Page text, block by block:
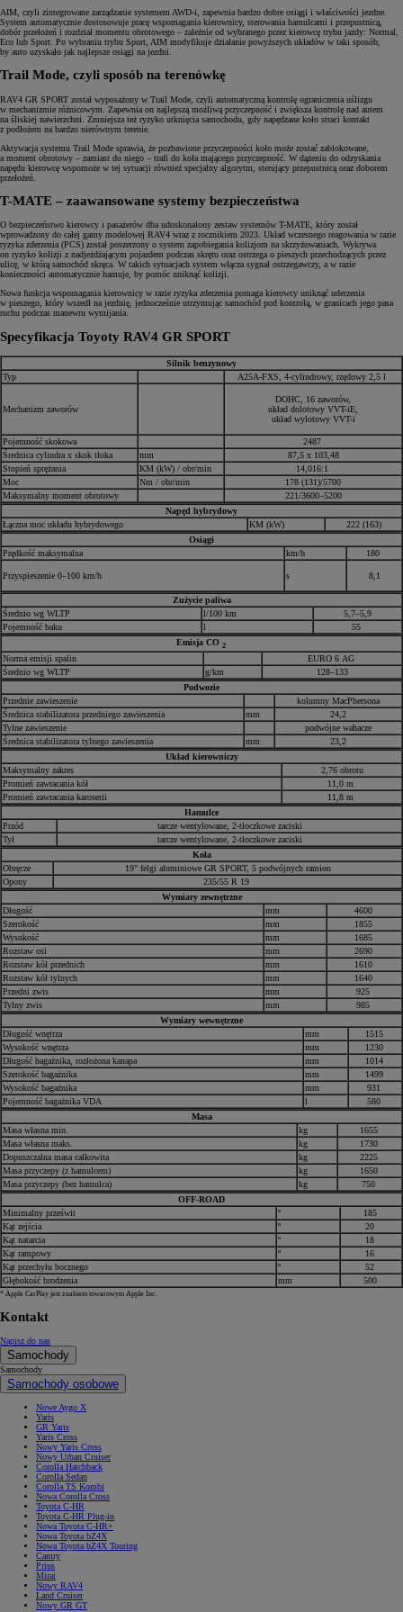
AIM, czyli zintegrowane zarządzanie systemem AWD-i, zapewnia bardzo dobre osiągi i właściwości jezdne.
System automatycznie dostosowuje pracę wspomagania kierownicy, sterowania hamulcami i przepustnicą,
dobór przełożeń i rozdział momentu obrotowego – zależnie od wybranego przez kierowcę trybu jazdy: Normal,
Eco lub Sport. Po wybraniu trybu Sport, AIM modyfikuje działanie powyższych układów w taki sposób,
by auto uzyskało jak najlepsze osiągi na jezdni.
Trail Mode, czyli sposób na terenówkę
RAV4 GR SPORT został wyposażony w Trail Mode, czyli automatyczną kontrolę ograniczenia uślizgu
w mechanizmie różnicowym. Zapewnia on najlepszą możliwą przyczepność i zwiększa kontrolę nad autem
na śliskiej nawierzchni. Zmniejsza też ryzyko utknięcia samochodu, gdy napędzane koło straci kontakt
z podłożem na bardzo nierównym terenie.
Aktywacja systemu Trail Mode sprawia, że pozbawione przyczepności koło może zostać zablokowane,
a moment obrotowy – zamiast do niego – trafi do koła mającego przyczepność. W dążeniu do odzyskania
napędu kierowcę wspomoże w tej sytuacji również specjalny algorytm, sterujący przepustnicą oraz doborem
przełożeń.
T-MATE – zaawansowane systemy bezpieczeństwa
O bezpieczeństwo kierowcy i pasażerów dba udoskonalony zestaw systemów T-MATE, który został
wprowadzony do całej gamy modelowej RAV4 wraz z rocznikiem 2023. Układ wczesnego reagowania w razie
ryzyka zderzenia (PCS) został poszerzony o system zapobiegania kolizjom na skrzyżowaniach. Wykrywa
on ryzyko kolizji z nadjeżdżającym pojazdem podczas skrętu oraz ostrzega o pieszych przechodzących przez
ulicę, w którą samochód skręca. W takich sytuacjach system włącza sygnał ostrzegawczy, a w razie
konieczności automatycznie hamuje, by pomóc uniknąć kolizji.
Nowa funkcja wspomagania kierownicy w razie ryzyka zderzenia pomaga kierowcy uniknąć uderzenia
w pieszego, który wszedł na jezdnię, jednocześnie utrzymując samochód pod kontrolą, w granicach jego pasa
ruchu podczas manewru wymijania.
Specyfikacja Toyoty RAV4 GR SPORT
Silnik benzynowy
Typ
A25A-FXS, 4-cylindrowy, rzędowy 2,5 l
Mechanizm zaworów
DOHC, 16 zaworów,
układ dolotowy VVT-iE,
układ wylotowy VVT-i
Pojemność skokowa
2487
Średnica cylindra x skok tłoka
mm
87,5 x 103,48
Stopień sprężania
KM (kW) / obr/min
14,016:1
Moc
Nm / obr/min
178 (131)/5700
Maksymalny moment obrotowy
221/3600–5200
Napęd hybrydowy
Łączna moc układu hybrydowego
KM (kW)
222 (163)
Osiągi
Prędkość maksymalna
km/h 180
Przyspieszenie 0–100 km/h s 8,1
Zużycie paliwa
Średnio wg WLTP
l/100 km
5,7–5,9
Pojemność baku
l
55
Emisja CO 2
Norma emisji spalin
EURO 6 AG
Średnio wg WLTP
g/km
128–133
Podwozie
Przednie zawieszenie
kolumny MacPhersona
Średnica stabilizatora przedniego zawieszenia
mm
24,2
Tylne zawieszenie
podwójne wahacze
Średnica stabilizatora tylnego zawieszenia
mm
23,2
Układ kierowniczy
Maksymalny zakres
2,76 obrotu
Promień zawracania kół
11,0 m
Promień zawracania karoserii
11,8 m
Hamulce
Przód
tarcze wentylowane, 2-tłoczkowe zaciski
Tył
tarcze wentylowane, 2-tłoczkowe zaciski
Koła
Obręcze
19" felgi aluminiowe GR SPORT, 5 podwójnych ramion
Opony
235/55 R 19
Wymiary zewnętrzne
Długość
mm
4600
Szerokość
mm
1855
Wysokość
mm
1685
Rozstaw osi
mm
2690
Rozstaw kół przednich
mm
1610
Rozstaw kół tylnych
mm
1640
Przedni zwis
mm
925
Tylny zwis
mm
985
Wymiary wewnętrzne
Długość wnętrza
mm
1515
Wysokość wnętrza
mm
1230
Długość bagażnika, rozłożona kanapa
mm
1014
Szerokość bagażnika
mm
1499
Wysokość bagażnika
mm
931
Pojemność bagażnika VDA
l
580
Masa
Masa własna min.
kg
1655
Masa własna maks.
kg
1730
Dopuszczalna masa całkowita
kg
2225
Masa przyczepy (z hamulcem)
kg
1650
Masa przyczepy (bez hamulca)
kg
750
OFF-ROAD
Minimalny prześwit
º
185
Kąt zejścia
º
20
Kąt natarcia
º
18
Kąt rampowy
º
16
Kąt przechyłu bocznego
º
52
Głębokość brodzenia
mm 500
* Apple CarPlay jest znakiem towarowym Apple Inc.
Kontakt
Napisz do nas
Samochody
Samochody
Samochody osobowe
Nowe Aygo X
Yaris
GR Yaris
Yaris Cross
Nowy Yaris Cross
Nowy Urban Cruiser
Corolla Hatchback
Corolla Sedan
Corolla TS Kombi
Nowa Corolla Cross
Toyota C-HR
Toyota C-HR Plug-in
Nowa Toyota C-HR+
Nowa Toyota bZ4X
Nowa Toyota bZ4X Touring
Camry
Prius
Mirai
Nowy RAV4
Land Cruiser
Nowy GR GT